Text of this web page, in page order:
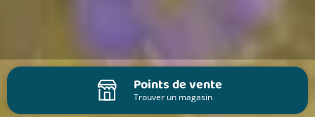
Points de vente
Trouver un magasin